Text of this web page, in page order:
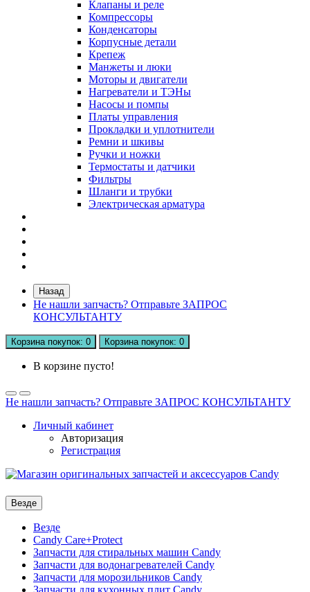
Клапаны и реле
Компрессоры
Конденсаторы
Корпусные детали
Крепеж
Манжеты и люки
Моторы и двигатели
Нагреватели и ТЭНы
Насосы и помпы
Платы управления
Прокладки и уплотнители
Ремни и шкивы
Ручки и ножки
Термостаты и датчики
Фильтры
Шланги и трубки
Электрическая арматура
Назад
Не нашли запчасть? Отправьте ЗАПРОС
КОНСУЛЬТАНТУ
Корзинапокупок: 0 Корзинапокупок: 0
В корзине пусто!
Не нашли запчасть? Отправьте ЗАПРОС КОНСУЛЬТАНТУ
Личный кабинет
Авторизация
Регистрация
Везде
Везде
Candy Care+Protect
Запчасти для стиральных машин Candy
Запчасти для водонагревателей Candy
Запчасти для морозильников Candy
Запчасти для кухонных плит Candy